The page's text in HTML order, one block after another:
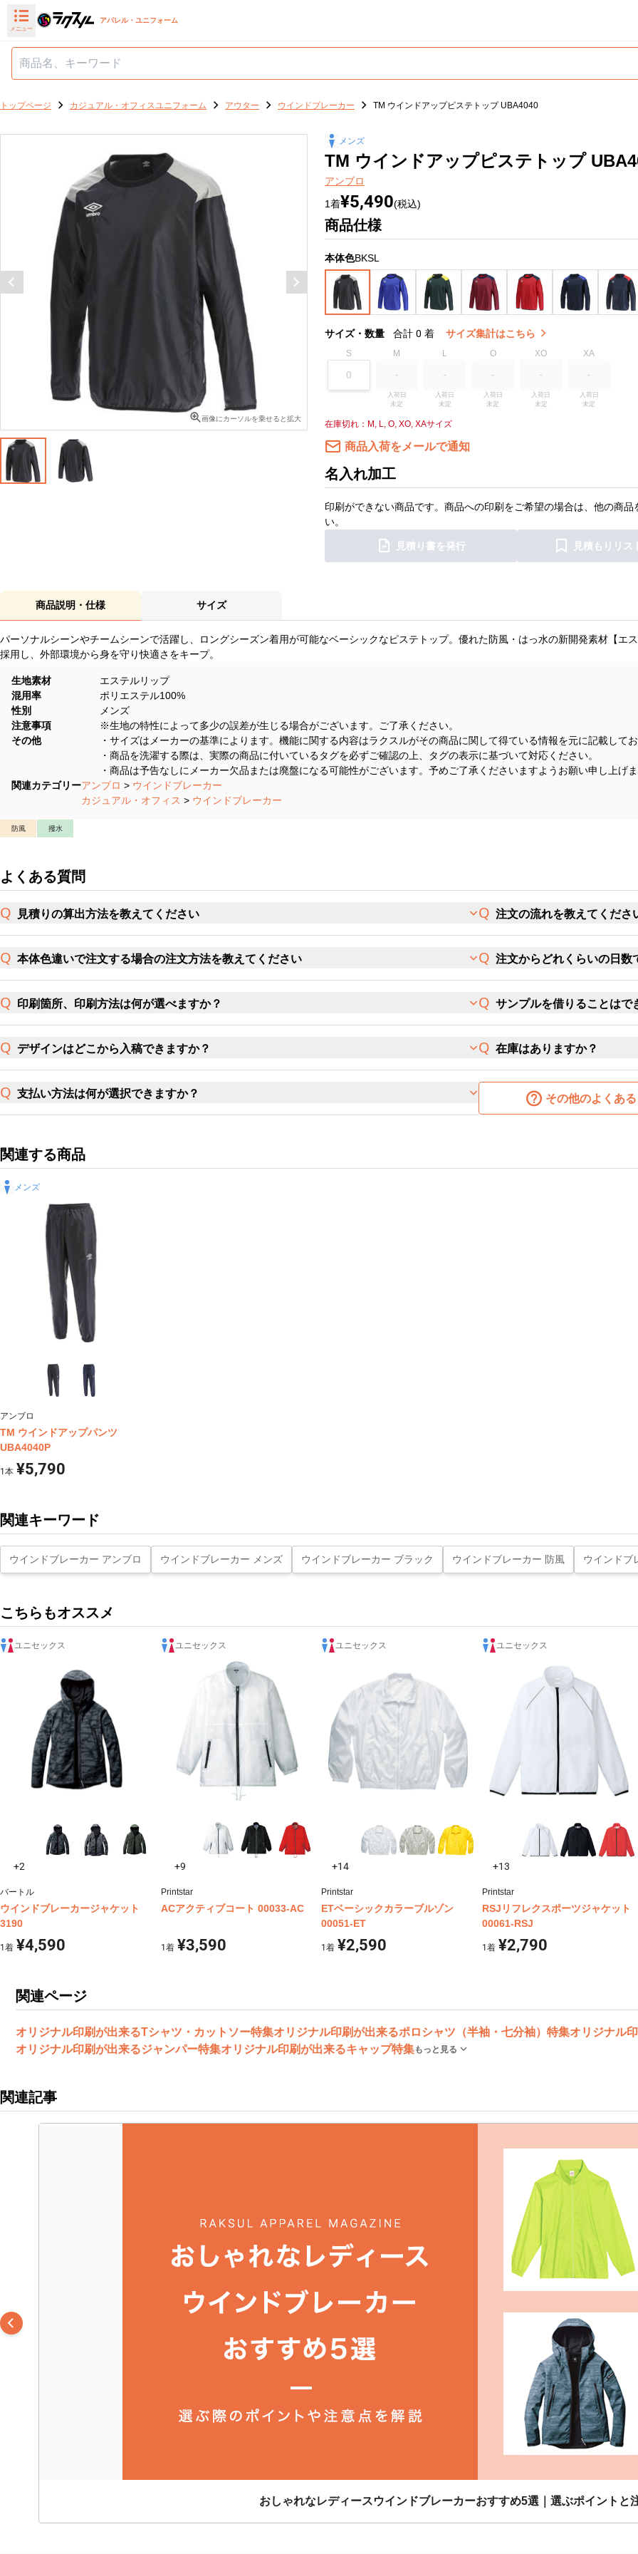
メニュー
アパレル・ユニフォーム
トップページ カジュアル・オフィスユニフォーム アウター ウインドブレーカー TM ウインドアップピステトップ UBA4040
画像にカーソルを乗せると拡大
メンズ
TM ウインドアップピステトップ
アンブロ
1着¥5,490(税込)
商品仕様
本体色BKSL
サイズ・数量 合計 0 着 サイズ集計はこちら
S M
入荷日
未定
L
入荷日
未定
O
入荷日
未定
XO
入荷日
未定
XA
入荷日
未定
在庫切れ：M, L, O, XO, XAサイズ
商品入荷をメールで通知
名入れ加工
印刷ができない商品です。商品への印刷をご希望の場合は、他の商品
い。
見積り書を発行 見積もりリス
商品説明・仕様 サイズ
パーソナルシーンやチームシーンで活躍し、ロングシーズン着用が可能なベーシックなピステトップ。優れた防風・はっ水の新開発素材【エ
採用し、外部環境から身を守り快適さをキープ。
防風 撥水
生地素材
エステルリップ
混用率
ポリエステル100%
性別
メンズ
注意事項
※生地の特性によって多少の誤差が生じる場合がございます。ご了承ください。
その他
・サイズはメーカーの基準によります。機能に関する内容はラクスルがその商品に関して得ている情報を元に記載してお
・商品を洗濯する際は、実際の商品に付いているタグを必ずご確認の上、タグの表示に基づいて対応ください。
・商品は予告なしにメーカー欠品または廃盤になる可能性がございます。予めご了承くださいますようお願い申し上げま
関連カテゴリーアンブロ > ウインドブレーカー
カジュアル・オフィス > ウインドブレーカー
よくある質問
見積りの算出方法を教えてください
本体色違いで注文する場合の注文方法を教えてください
印刷箇所、印刷方法は何が選べますか？
デザインはどこから入稿できますか？
支払い方法は何が選択できますか？
注文の流れを教えてくださ
注文からどれくらいの日数
サンプルを借りることはで
在庫はありますか？
その他のよくあ
関連する商品
メンズ
アンブロ
TM ウインドアップパンツ
UBA4040P
1 本 ¥5,790
関連キーワード
ウインドブレーカー アンブロ ウインドブレーカー メンズ ウインドブレーカー ブラック ウインドブレーカー 防風 ウインドブ
こちらもオススメ
ユニセックス
+2
バートル
ウインドブレーカージャケット
3190
1 着 ¥4,590
ユニセックス
+9
Printstar
ACアクティブコート 00033-AC
1 着 ¥3,590
ユニセックス
+14
Printstar
ETベーシックカラーブルゾン
00051-ET
1着 ¥2,590
ユニセックス
+13
Printstar
RSJリフレクスポーツジャケット
00061-RSJ
1 着 ¥2,790
関連ページ
オリジナル印刷が出来るTシャツ・カットソー特集オリジナル印刷が出来るポロシャツ（半袖・七分袖）特集オリジナル
オリジナル印刷が出来るジャンパー特集オリジナル印刷が出来るキャップ特集もっと見る
関連記事
おしゃれなレディースウインドブレーカーおすすめ5選｜選ぶポイントと